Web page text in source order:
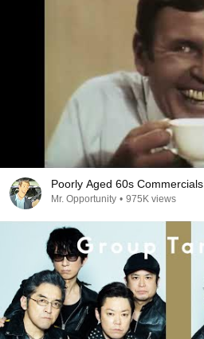
Poorly Aged 60s Commercials
Mr. Opportunity • 975K views